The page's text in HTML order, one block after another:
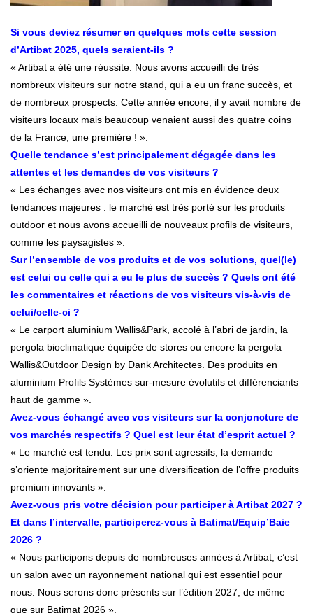
Si vous deviez résumer en quelques mots cette session
d’Artibat 2025, quels seraient-ils ?
« Artibat a été une réussite. Nous avons accueilli de très
nombreux visiteurs sur notre stand, qui a eu un franc succès, et
de nombreux prospects. Cette année encore, il y avait nombre de
visiteurs locaux mais beaucoup venaient aussi des quatre coins
de la France, une première ! ».
Quelle tendance s’est principalement dégagée dans les
attentes et les demandes de vos visiteurs ?
« Les échanges avec nos visiteurs ont mis en évidence deux
tendances majeures : le marché est très porté sur les produits
outdoor et nous avons accueilli de nouveaux profils de visiteurs,
comme les paysagistes ».
Sur l’ensemble de vos produits et de vos solutions, quel(le)
est celui ou celle qui a eu le plus de succès ? Quels ont été
les commentaires et réactions de vos visiteurs vis-à-vis de
celui/celle-ci ?
« Le carport aluminium Wallis&Park, accolé à l’abri de jardin, la
pergola bioclimatique équipée de stores ou encore la pergola
Wallis&Outdoor Design by Dank Architectes. Des produits en
aluminium Profils Systèmes sur-mesure évolutifs et différenciants
haut de gamme ».
Avez-vous échangé avec vos visiteurs sur la conjoncture de
vos marchés respectifs ? Quel est leur état d’esprit actuel ?
« Le marché est tendu. Les prix sont agressifs, la demande
s’oriente majoritairement sur une diversification de l’offre produits
premium innovants ».
Avez-vous pris votre décision pour participer à Artibat 2027 ?
Et dans l’intervalle, participerez-vous à Batimat/Equip’Baie
2026 ?
« Nous participons depuis de nombreuses années à Artibat, c’est
un salon avec un rayonnement national qui est essentiel pour
nous. Nous serons donc présents sur l’édition 2027, de même
que sur Batimat 2026 ».